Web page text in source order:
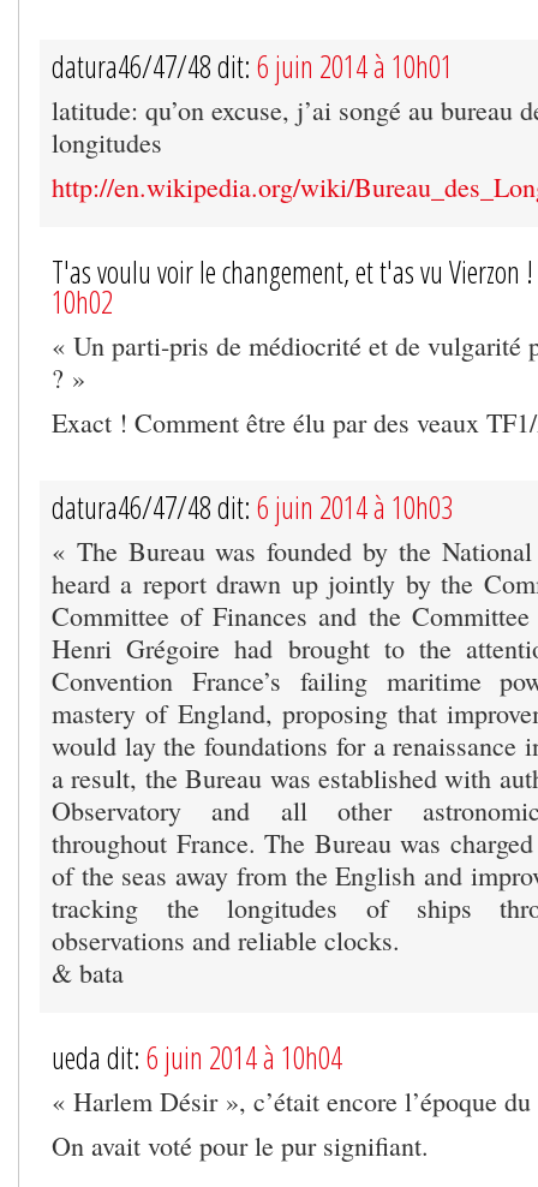
datura46/47/48 dit: 6 juin 2014 à 10h01
latitude: qu’on excuse, j’ai songé au bureau
longitudes
http://en.wikipedia.org/wiki/
T'as voulu voir le changement, et t'as vu
10h02
« Un parti-pris de médiocrité et de vulgarité
? »
Exact ! Comment être élu par des veaux
datura46/47/48 dit: 6 juin 2014 à 10h03
« The Bureau was founded by the
heard a report drawn up jointly by the
Committee of Finances and the
Henri Grégoire had brought to the
Convention France’s failing maritime
mastery of England, proposing that
would lay the foundations for a renaissance
a result, the Bureau was established with
Observatory and all other
throughout France. The Bureau was
of the seas away from the English and
tracking the longitudes of ships
observations and reliable clocks.
& bata
ueda dit: 6 juin 2014 à 10h04
« Harlem Désir », c’était encore l’époque
On avait voté pour le pur signifiant.